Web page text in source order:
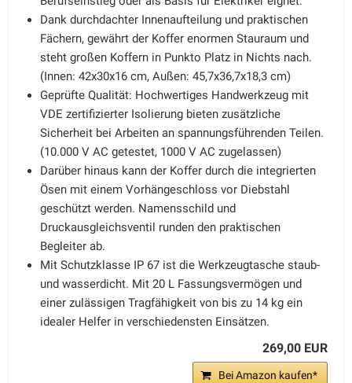
Dank durchdachter Innenaufteilung und praktischen
Fächern, gewährt der Koffer enormen Stauraum und
steht großen Koffern in Punkto Platz in Nichts nach.
(Innen: 42x30x16 cm, Außen: 45,7x36,7x18,3 cm)
Geprüfte Qualität: Hochwertiges Handwerkzeug mit
VDE zertifizierter Isolierung bieten zusätzliche
Sicherheit bei Arbeiten an spannungsführenden Teilen.
(10.000 V AC getestet, 1000 V AC zugelassen)
Darüber hinaus kann der Koffer durch die integrierten
Ösen mit einem Vorhängeschloss vor Diebstahl
geschützt werden. Namensschild und
Druckausgleichsventil runden den praktischen
Begleiter ab.
Mit Schutzklasse IP 67 ist die Werkzeugtasche staub-
und wasserdicht. Mit 20 L Fassungsvermögen und
einer zulässigen Tragfähigkeit von bis zu 14 kg ein
idealer Helfer in verschiedensten Einsätzen.
269,00 EUR
Bei Amazon kaufen*